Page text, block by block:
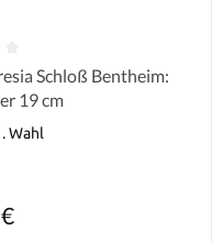
0 von 5 Sternen
Schloß Bentheim:
19 cm
Wahl